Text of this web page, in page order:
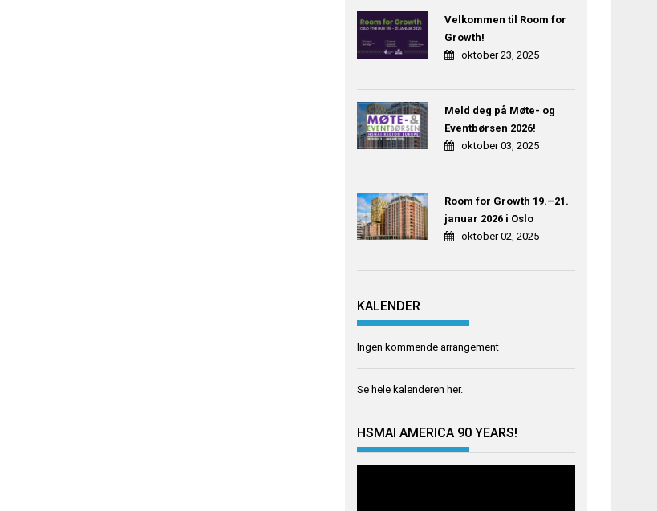
Velkommen til Room for
Growth!
oktober 23, 2025
Meld deg på Møte- og
Eventbørsen 2026!
oktober 03, 2025
Room for Growth 19.–21.
januar 2026 i Oslo
oktober 02, 2025
KALENDER
Ingen kommende arrangement
Se hele kalenderen her.
HSMAI AMERICA 90 YEARS!